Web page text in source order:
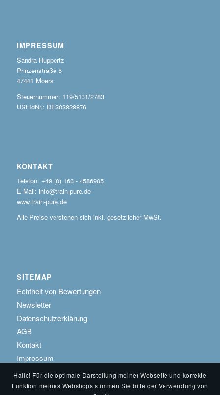
IMPRESSUM
Sandra Huppertz
Prinzenstraße 5
47441 Moers
Steuernummer: 119/5131/2783
USt-IdNr.: DE303828876
KONTAKT
Telefon: +49 (0) 163 - 4586905
E-Mail: info@train-pure.de
www.train-pure.de
Alle Preise verstehen sich inkl. gesetzlicher MwSt.
SITEMAP
Echtheit von Bewertungen
Newsletter
Datenschutzerklärung
AGB
Kontakt
Impressum
Hallo! Für die optimale Darstellung meiner Webseite und korrekte
Funktion meines Webshops stimmen Sie bitte der Verwendung von